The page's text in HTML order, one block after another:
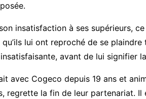
insatisfaction à ses supérieurs,
lui ont reproché de se
avant de lui signifier
avec Cogeco depuis 19 ans et
regrette la fin de leur partenariat. Il